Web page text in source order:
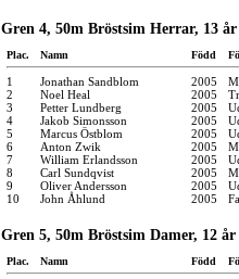
Gren 4, 50m Bröstsim Herrar, 13 år
Plac. Namn Född
1 Jonathan Sandblom 2005
2
Noel Heal 2005
3
Petter Lundberg 2005
4
Jakob Simonsson 2005
5
Marcus Östblom 2005
6
Anton Zwik 2005
7
William Erlandsson 2005
8
Carl Sundqvist 2005
9
Oliver Andersson 2005
10
John Åhlund 2005
Gren 5, 50m Bröstsim Damer, 12 år
Plac. Namn Född